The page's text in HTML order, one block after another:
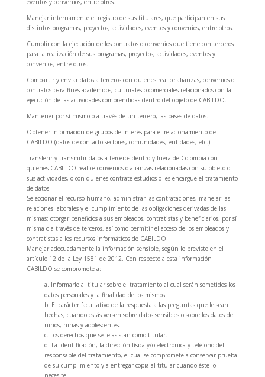
eventos y convenios, entre otros.
Manejar internamente el registro de sus titulares, que participan en sus
distintos programas, proyectos, actividades, eventos y convenios, entre otros.
Cumplir con la ejecución de los contratos o convenios que tiene con terceros
para la realización de sus programas, proyectos, actividades, eventos y
convenios, entre otros.
Compartir y enviar datos a terceros con quienes realice alianzas, convenios o
contratos para fines académicos, culturales o comerciales relacionados con la
ejecución de las actividades comprendidas dentro del objeto de CABILDO.
Mantener por sí mismo o a través de un tercero, las bases de datos.
Obtener información de grupos de interés para el relacionamiento de
CABILDO (datos de contacto sectores, comunidades, entidades, etc.).
Transferir y transmitir datos a terceros dentro y fuera de Colombia con
quienes CABILDO realice convenios o alianzas relacionadas con su objeto o
sus actividades, o con quienes contrate estudios o les encargue el tratamiento
de datos.
Seleccionar el recurso humano, administrar las contrataciones, manejar las
relaciones laborales y el cumplimiento de las obligaciones derivadas de las
mismas; otorgar beneficios a sus empleados, contratistas y beneficiarios, por sí
misma o a través de terceros, así como permitir el acceso de los empleados y
contratistas a los recursos informáticos de CABILDO.
Manejar adecuadamente la información sensible, según lo previsto en el
artículo 12 de la Ley 1581 de 2012. Con respecto a esta información
CABILDO se compromete a:
a. Informarle al titular sobre el tratamiento al cual serán sometidos los
datos personales y la finalidad de los mismos.
b. El carácter facultativo de la respuesta a las preguntas que le sean
hechas, cuando estás versen sobre datos sensibles o sobre los datos de
niños, niñas y adolescentes.
c. Los derechos que se le asistan como titular.
d. La identificación, la dirección física y/o electrónica y teléfono del
responsable del tratamiento, el cual se compromete a conservar prueba
de su cumplimiento y a entregar copia al titular cuando éste lo
necesite.